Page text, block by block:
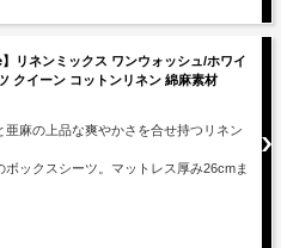
リネンミックス ワンウォッシュ/ホワイ
クイーン コットンリネン 綿麻素材
亜麻の上品な爽やかさを合せ持つリネン
ボックスシーツ。マットレス厚み26cmま